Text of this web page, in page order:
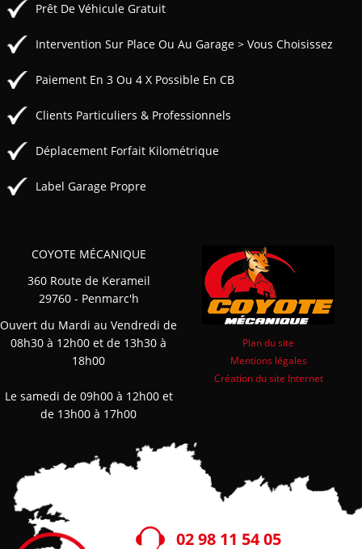
Prêt De Véhicule Gratuit
Intervention Sur Place Ou Au Garage > Vous Choisissez
Paiement En 3 Ou 4 X Possible En CB
Clients Particuliers & Professionnels
Déplacement Forfait Kilométrique
Label Garage Propre
COYOTE MÉCANIQUE
360 Route de Kerameil
29760 - Penmarc'h
Ouvert du Mardi au Vendredi de
08h30 à 12h00 et de 13h30 à
18h00
Le samedi de 09h00 à 12h00 et
de 13h00 à 17h00
Plan du site
Mentions légales
Création du site Internet
02 98 11 54 05